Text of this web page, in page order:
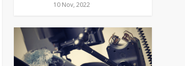
10 Nov, 2022